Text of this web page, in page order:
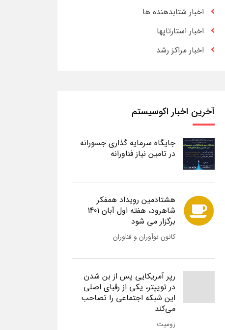
اخبار شتابدهنده ها
اخبار استارتاپها
اخبار مراکز رشد
آخرین اخبار اکوسیستم
جایگاه سرمایه گذاری جسورانه
در تامین نیاز فناورانه
هشتادمین رویداد همفکر
شاهرود، هفته اول آبان 1401
برگزار می شود
کانون نوآوران و فناوران
رپر آمریکایی پس از بن شدن
در توییتر، یکی از رقبای اصلی
این شبکه اجتماعی را تصاحب
می‌کند
زومیت